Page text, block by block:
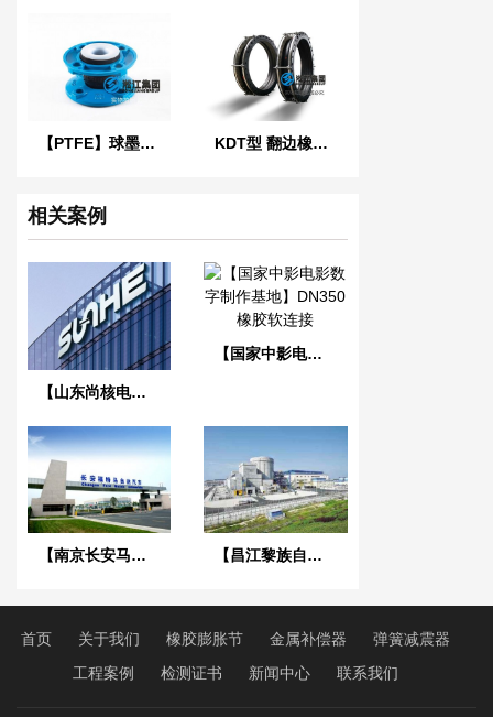
【PTFE】球墨法兰四氟橡胶接头“适用于航空煤油” KDT型 翻边橡胶接头
相关案例
【山东尚核电力科技】美标橡胶接头合同
【国家中影电影数字制作基地】DN350橡胶软连接
【南京长安马自达工厂】橡胶接头合同 【昌江黎族自治区海南核电项目】橡胶膨胀节合同
首页 关于我们 橡胶膨胀节 金属补偿器
弹簧减震器
工程案例
检测证书 新闻中心 联系我们